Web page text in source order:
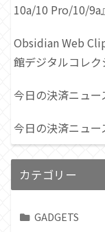
10a/10 Pro/10/9a
Obsidian Web
館デジタルコレ
今日の決済ニュー
今日の決済ニュー
カテゴリー
GADGETS